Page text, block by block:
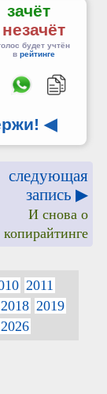
зачёт
незачёт
будет учтён
в рейтинге
◀
следующая
запись ▶
И снова о
копирайтинге
2011
2018 2019
2026